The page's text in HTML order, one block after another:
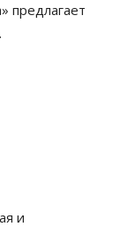
предлагает
и